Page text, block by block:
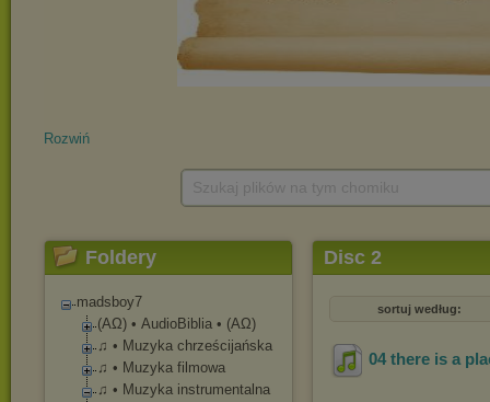
Rozwiń
Foldery
madsboy7
(ΑΩ) • AudioBiblia • (ΑΩ)
♫ • Muzyka chrześcijańska
♫ • Muzyka filmowa
♫ • Muzyka instrumentalna
Disc 2
sortuj według:
04 there is a